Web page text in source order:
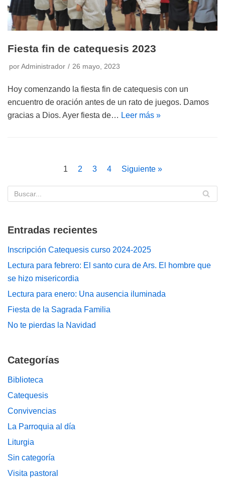
Fiesta fin de catequesis 2023
por Administrador 26 mayo, 2023
Hoy comenzando la fiesta fin de catequesis con un
encuentro de oración antes de un rato de juegos. Damos
gracias a Dios. Ayer fiesta de… Leer más »
1 2 3 4 Siguiente »
Entradas recientes
Inscripción Catequesis curso 2024-2025
Lectura para febrero: El santo cura de Ars. El hombre que
se hizo misericordia
Lectura para enero: Una ausencia iluminada
Fiesta de la Sagrada Familia
No te pierdas la Navidad
Categorías
Biblioteca
Catequesis
Convivencias
La Parroquia al día
Liturgia
Sin categoría
Visita pastoral